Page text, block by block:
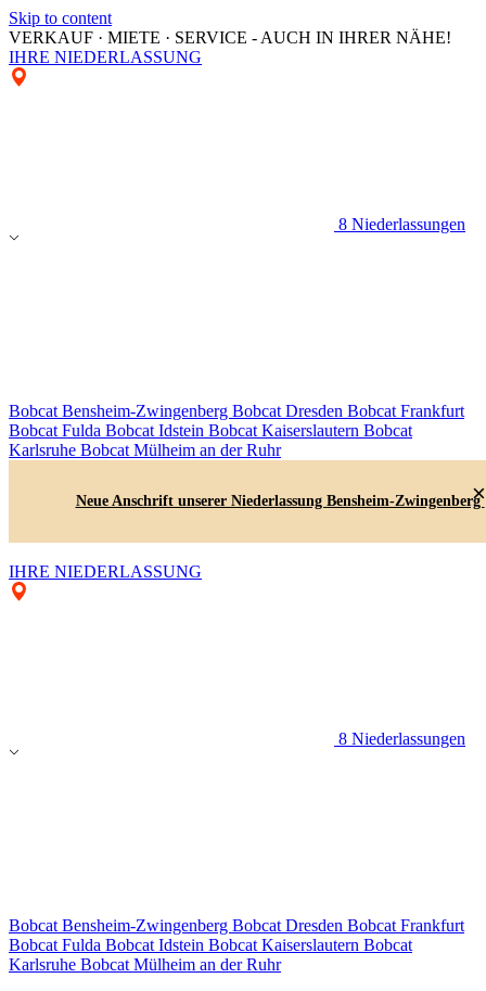
Skip to content
VERKAUF · MIETE · SERVICE - AUCH IN IHRER NÄHE!
IHRE NIEDERLASSUNG
8 Niederlassungen
Bobcat Bensheim-Zwingenberg Bobcat Dresden Bobcat Frankfurt
Bobcat Fulda Bobcat Idstein Bobcat Kaiserslautern Bobcat
Karlsruhe Bobcat Mülheim an der Ruhr
Neue Anschrift unserer Niederlassung Bensheim-Zwingenberg
×
IHRE NIEDERLASSUNG
8 Niederlassungen
Bobcat Bensheim-Zwingenberg Bobcat Dresden Bobcat Frankfurt
Bobcat Fulda Bobcat Idstein Bobcat Kaiserslautern Bobcat
Karlsruhe Bobcat Mülheim an der Ruhr